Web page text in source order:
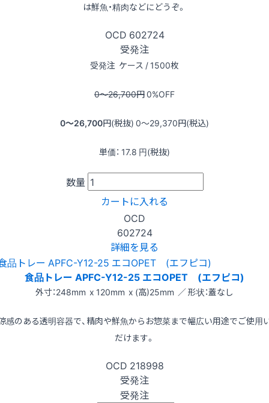
は鮮魚・精肉などにどうぞ。
OCD 602724
受発注
受発注 ケース / 1500枚
0〜26,700円0%OFF
0〜26,700円(税抜) 0〜29,370円(税込)
単価： 17.8 円(税抜)
数量
カートに入れる
OCD
602724
詳細を見る
食品トレー APFC-Y12-25 エコOPET (エフピコ)
外寸：248mm x 120mm x (高)25mm ／ 形状：蓋なし
感のある透明容器で、精肉や鮮魚からお惣菜まで幅広い用途でご使用
だけます。
OCD 218998
受発注
受発注